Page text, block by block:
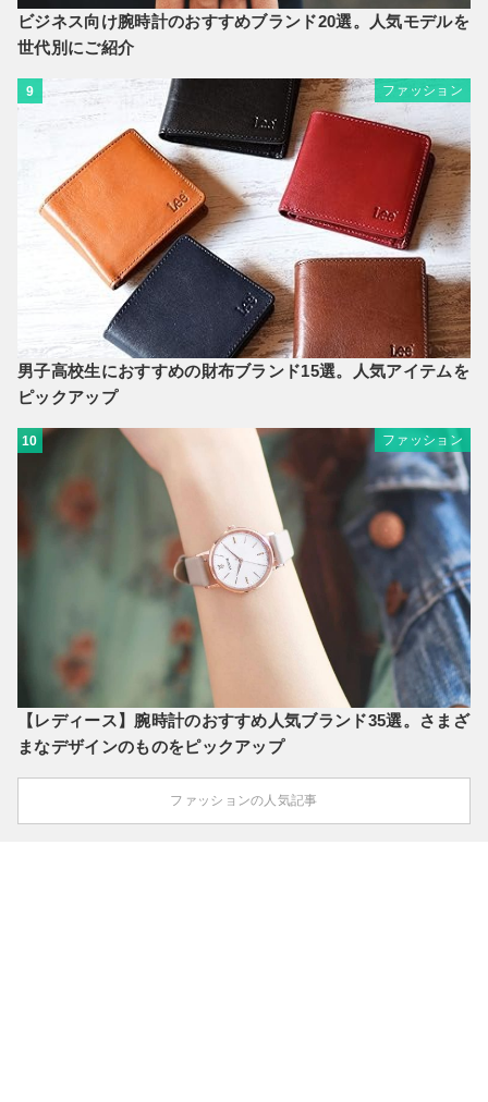
ビジネス向け腕時計のおすすめブランド20選。人気モデルを
世代別にご紹介
9 ファッション
男子高校生におすすめの財布ブランド15選。人気アイテムを
ピックアップ
10 ファッション
【レディース】腕時計のおすすめ人気ブランド35選。さまざ
まなデザインのものをピックアップ
ファッションの人気記事